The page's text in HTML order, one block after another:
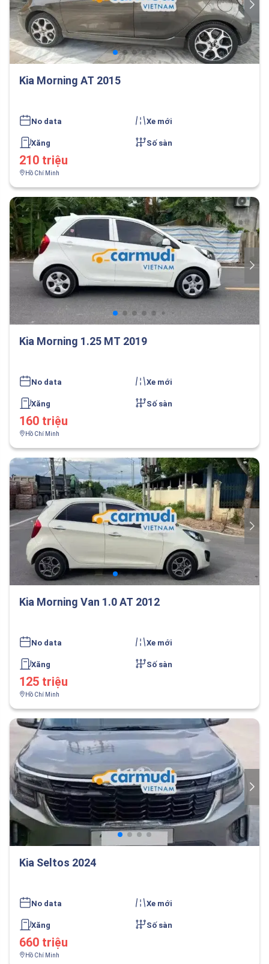
Kia Morning AT 2015
No data Xe mới
Xăng Số sàn
210 triệu
Hồ Chí Minh
Kia Morning 1.25 MT 2019
No data Xe mới
Xăng Số sàn
160 triệu
Hồ Chí Minh
Kia Morning Van 1.0 AT 2012
No data Xe mới
Xăng Số sàn
125 triệu
Hồ Chí Minh
Kia Seltos 2024
No data Xe mới
Xăng Số sàn
660 triệu
Hồ Chí Minh